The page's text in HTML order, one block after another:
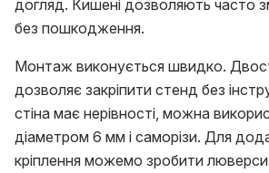
догляд. Кишені дозволяють часто
без пошкодження.
Монтаж виконується швидко.
дозволяє закріпити стенд без
стіна має нерівності, можна
діаметром 6 мм і саморізи. Для
кріплення можемо зробити